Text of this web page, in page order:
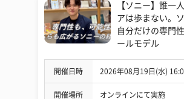
【ソニー】誰一
アは歩まない。
自分だけの専門
ールモデル
開催日時 2026年08月19日(水)
開催場所 オンラインにて実施